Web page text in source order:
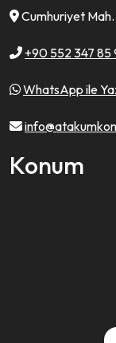
Cumhuriyet
+90 552 347 85
WhatsApp ile
Konum